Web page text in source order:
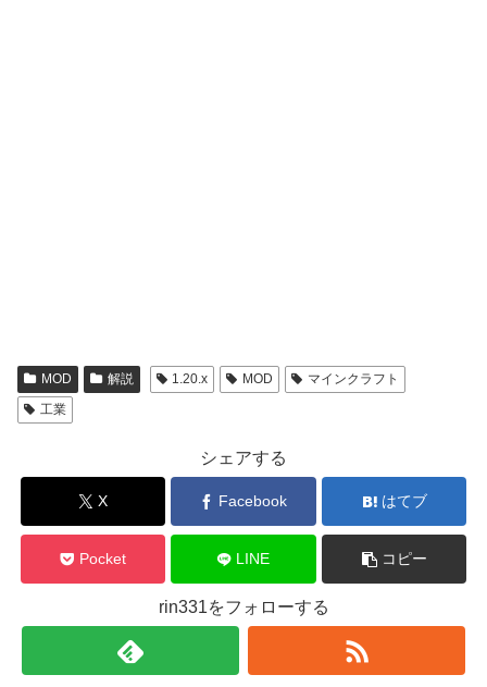
MOD 解説 1.20.x MOD
マインクラフト
工業
シェアする
X Facebook はてブ
Pocket LINE コピー
rin331をフォローする